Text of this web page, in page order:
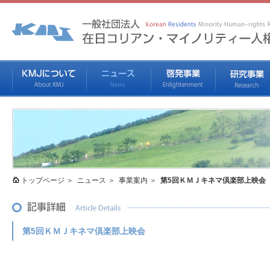
トップページ ニュース 事業案内 第5回ＫＭＪキネマ倶楽部上映会
第5回ＫＭＪキネマ倶楽部上映会